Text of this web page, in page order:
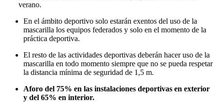
verano.
En el ámbito deportivo solo estarán exentos del uso de la
mascarilla los equipos federados y solo en el momento de la
práctica deportiva.
El resto de las actividades deportivas deberán hacer uso de la
mascarilla en todo momento siempre que no se pueda respetar
la distancia mínima de seguridad de 1,5 m.
Aforo del 75% en las instalaciones deportivas en exterior
y del 65% en interior.